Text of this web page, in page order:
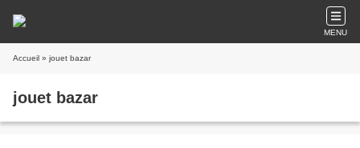
MENU
Accueil » jouet bazar
jouet bazar